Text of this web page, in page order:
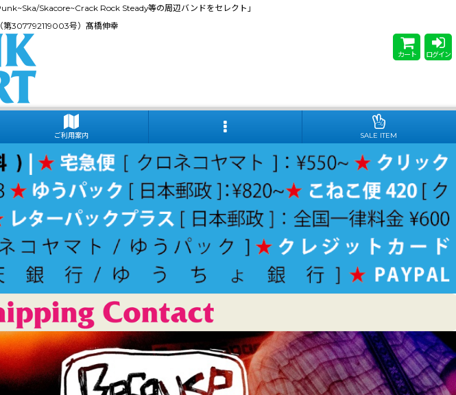
Skacore~Crack Rock Steady等の周辺バンドをセレクト」
第307792119003号）髙橋伸幸
カート ログイン
ご利用案内 SALE ITEM